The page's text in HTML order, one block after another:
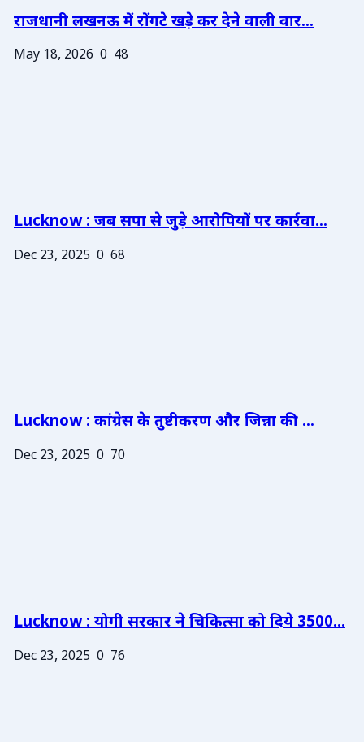
राजधानी लखनऊ में रोंगटे खड़े कर देने वाली वार...
May 18, 2026 0 48
Lucknow : जब सपा से जुड़े आरोपियों पर कार्रवा...
Dec 23, 2025 0 68
Lucknow : कांग्रेस के तुष्टीकरण और जिन्ना की ...
Dec 23, 2025 0 70
Lucknow : योगी सरकार ने चिकित्सा को दिये 3500...
Dec 23, 2025 0 76